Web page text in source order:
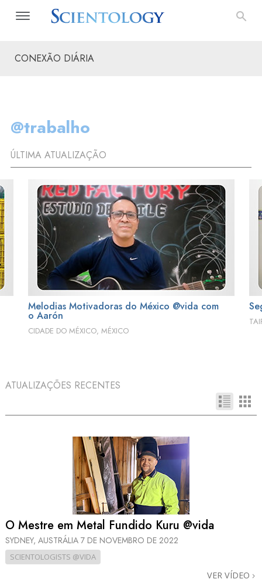
CONEXÃO DIÁRIA
@trabalho
ÚLTIMA ATUALIZAÇÃO
Melodias Motivadoras do México @vida com
o Aarón
CIDADE DO MÉXICO, MÉXICO
ATUALIZAÇÕES RECENTES
O Mestre em Metal Fundido Kuru @vida
SYDNEY, AUSTRÁLIA 7 DE NOVEMBRO DE 2022
SCIENTOLOGISTS @VIDA
VER VÍDEO